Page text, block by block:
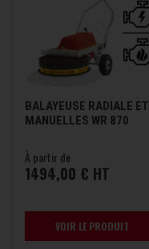
BALAYEUSE RADIALE ET
MANUELLES WR 870
À partir de
1494,00 € HT
VOIR LE PRODUIT